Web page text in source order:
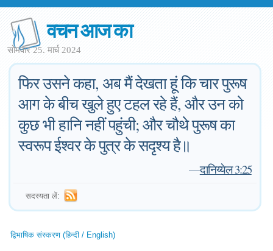
वचन आज का
सोमवार 25. मार्च 2024
फिर उसने कहा, अब मैं देखता हूं कि चार पुरूष
आग के बीच खुले हुए टहल रहे हैं, और उन को
कुछ भी हानि नहीं पहुंची; और चौथे पुरूष का
स्वरूप ईश्वर के पुत्र के सदृश्य है॥
—दानिय्येल 3:25
सदस्यता लें:
द्विभाषिक संस्करण (हिन्दी / English)